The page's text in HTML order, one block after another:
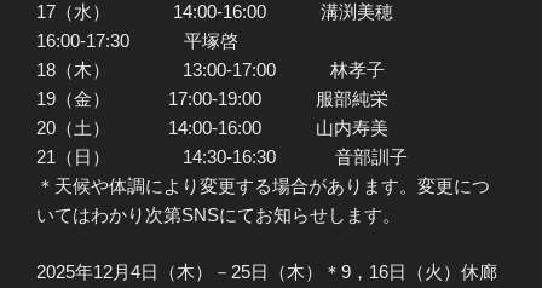
17（水） 14:00-16:00 溝渕美穂
16:00-17:30 平塚啓
18（木） 13:00-17:00 林孝子
19（金） 17:00-19:00 服部純栄
20（土） 14:00-16:00 山内寿美
21（日） 14:30-16:30 音部訓子
＊天候や体調により変更する場合があります。変更につ
いてはわかり次第SNSにてお知らせします。
2025年12月4日（木）－25日（木）＊9，16日（火）休廊